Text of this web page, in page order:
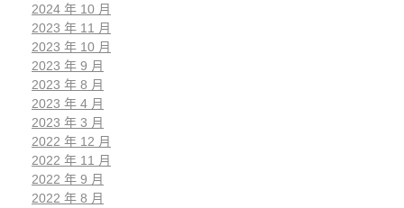
2024 年 10 月
2023 年 11 月
2023 年 10 月
2023 年 9 月
2023 年 8 月
2023 年 4 月
2023 年 3 月
2022 年 12 月
2022 年 11 月
2022 年 9 月
2022 年 8 月